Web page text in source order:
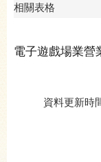
相關表格
電子遊戲場業營
資料更新時